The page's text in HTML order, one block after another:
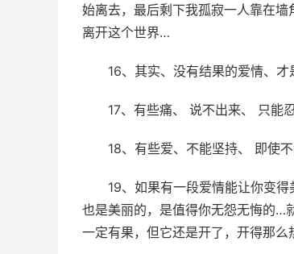
始离去，最后剩下我孤寂一人靠在
离开这个世界…­
16、其实、没有结果的爱情、
17、有些痛、 说不出来、 只能
18、有些爱、不能坚持、 即使
19、如果有一段爱情能让你变
也是美丽的，是值得你无怨无悔的…
一定有果，但它还是开了，开得那